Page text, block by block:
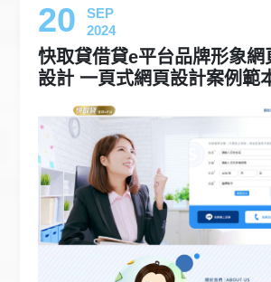
20
SEP
2024
快取貸借貸e平台品牌形象網
設計 一頁式網頁設計案例範